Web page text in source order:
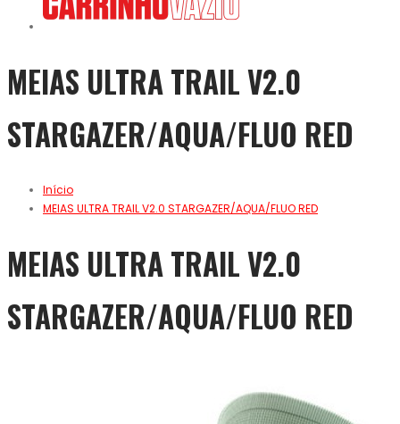
MEIAS ULTRA TRAIL V2.0
STARGAZER/AQUA/FLUO RED
Início
MEIAS ULTRA TRAIL V2.0 STARGAZER/AQUA/FLUO RED
MEIAS ULTRA TRAIL V2.0
STARGAZER/AQUA/FLUO RED